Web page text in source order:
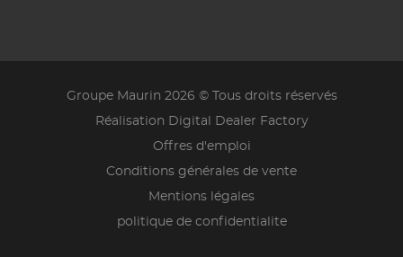
Groupe Maurin 2026 © Tous droits réservés
Réalisation Digital Dealer Factory
Offres d'emploi
Conditions générales de vente
Mentions légales
politique de confidentialite